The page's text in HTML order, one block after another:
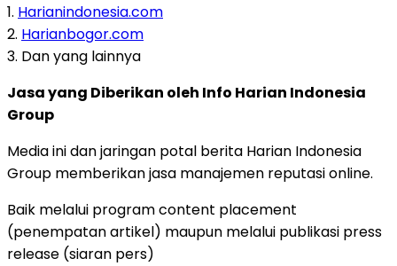
1. Harianindonesia.com
2. Harianbogor.com
3. Dan yang lainnya
Jasa yang Diberikan oleh Info Harian Indonesia
Group
Media ini dan jaringan potal berita Harian Indonesia
Group memberikan jasa manajemen reputasi online.
Baik melalui program content placement
(penempatan artikel) maupun melalui publikasi press
release (siaran pers)